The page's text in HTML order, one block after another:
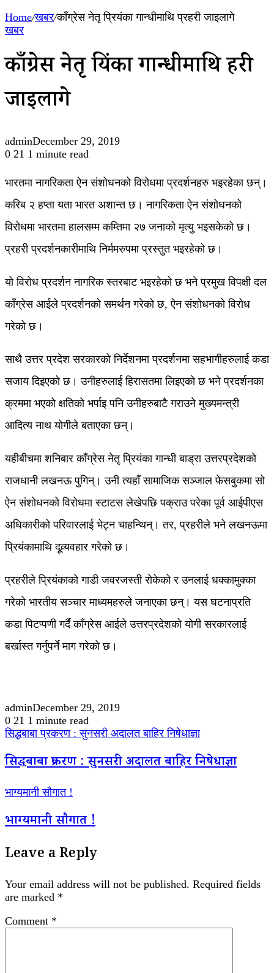
Home/खबर/काँग्रेस नेतृ प्रियंका गान्धीमाथि प्रहरी जाइलागे
खबर
काँग्रेस नेतृ प्रियंका गान्धीमाथि प्रहरी
जाइलागे
adminDecember 29, 2019
0 21 1 minute read
भारतमा नागरिकता ऐन संशोधनको विरोधमा प्रदर्शनहरु भइरहेका छन्।
करिब २ हप्ता यता भारत अशान्त छ। नागरिकता ऐन संशोधनको
विरोधमा भारतमा हालसम्म कम्तिमा २७ जनाको मृत्यु भइसकेको छ।
प्रहरी प्रदर्शनकारीमाथि निर्ममरुपमा प्रस्तुत भइरहेको छ।
यो विरोध प्रदर्शन नागरिक स्तरबाट भइरहेको छ भने प्रमुख विपक्षी दल
काँग्रेस आईले प्रदर्शनको समर्थन गरेको छ, ऐन संशोधनको विरोध
गरेको छ।
साथै उत्तर प्रदेश सरकारको निर्देशनमा प्रदर्शनमा सहभागीहरुलाई कडा
सजाय दिइएको छ। उनीहरुलाई हिरासतमा लिइएको छ भने प्रदर्शनका
क्रममा भएको क्षतिको भर्पाइ पनि उनीहरुबाटै गराउने मुख्यमन्त्री
आदित्य नाथ योगीले बताएका छन्।
यहीबीचमा शनिबार काँग्रेस नेतृ प्रियंका गान्धी बाड्रा उत्तरप्रदेशको
राजधानी लखनऊ पुगिन्। उनी त्यहाँ सामाजिक सञ्जाल फेसबुकमा सो
ऐन संशोधनको विरोधमा स्टाटस लेखेपछि पक्राउ परेका पूर्व आईपीएस
अधिकारीको परिवारलाई भेट्न चाहन्थिन्। तर, प्रहरीले भने लखनऊमा
प्रियंकामाथि दूव्र्यवहार गरेको छ।
प्रहरीले प्रियंकाको गाडी जवरजस्ती रोकेको र उनलाई धक्कामुक्का
गरेको भारतीय सञ्चार माध्यमहरुले जनाएका छन्। यस घटनाप्रति
कडा पिटप्पणी गर्दै काँग्रेस आईले उत्तरप्रदेशको योगी सरकारलाई
बर्खास्त गर्नुपर्ने माग गरेको छ।
adminDecember 29, 2019
0 21 1 minute read
सिद्धबाबा प्रकरण : सुनसरी अदालत बाहिर निषेधाज्ञा
सिद्धबाबा प्रकरण : सुनसरी अदालत बाहिर निषेधाज्ञा
भाग्यमानी सौगात !
भाग्यमानी सौगात !
Leave a Reply
Your email address will not be published. Required fields
are marked *
Comment *